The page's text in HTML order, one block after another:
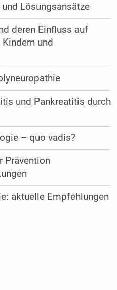
Lösungsansätze
deren Einfluss auf
und
und Pankreatitis durch
– quo vadis?
Prävention
aktuelle Empfehlungen